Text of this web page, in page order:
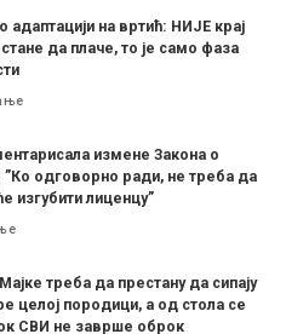
адаптацији на вртић: НИЈЕ крај
да плаче, то је само фаза
измене Закона о
одговорно ради, не треба да
изгубити лиценцу”
треба да престану да сипају
целој породици, а од стола се
СВИ не заврше оброк